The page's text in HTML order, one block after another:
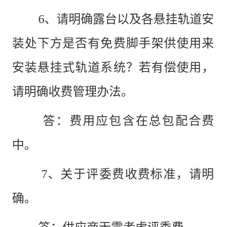
6、请明确露台以及各悬挂轨道安
装处下方是否有免费脚手架供使用来
安装悬挂式轨道系统？若有偿使用，
请明确收费管理办法。
答：费用应包含在总包配合费
中。
7、关于评委费收费标准，请明
确。